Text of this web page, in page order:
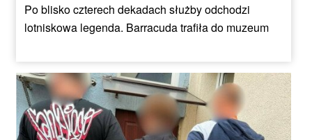
Po blisko czterech dekadach służby odchodzi
lotniskowa legenda. Barracuda trafiła do muzeum